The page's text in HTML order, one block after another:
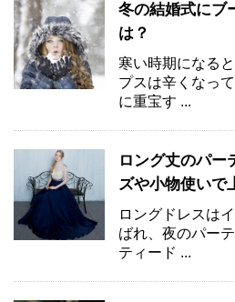
冬の結婚式にブ
は？
寒い時期になる
プスは辛くなっ
に重宝す ...
ロング丈のパー
ズや小物使いで
ロングドレスは
ばれ、夜のパー
ティード ...